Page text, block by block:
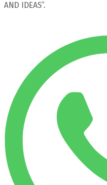
AND IDEAS”.